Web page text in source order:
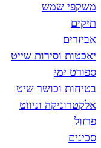
שייט
שיט
וניווט